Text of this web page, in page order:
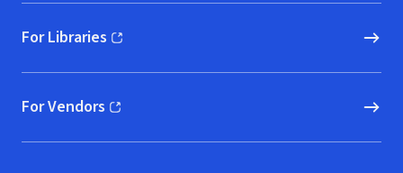
For Libraries
(opens in new window)
For Vendors
(opens in new window)